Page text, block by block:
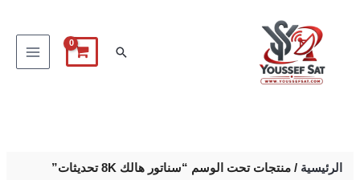
البحث
الرئيسية / منتجات تحت الوسم “سناتور هالك 8K تحديثات”